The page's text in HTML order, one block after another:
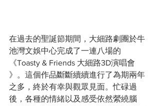
在過去的聖誕節期間，大細路劇團於牛
池灣文娛中心完成了一連八場的
《Toasty & Friends 大細路3D演唱會
》。這個作品斷斷續續進行了為期兩年
之多，終於有幸與觀眾見面。忙碌過
後，各種的情緒以及感受依然縈繞腦